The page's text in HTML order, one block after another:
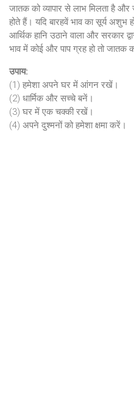
जातक को व्यापार से लाभ मिलता है
होते हैं। यदि बारहवें भाव का सूर्य अशुभ
आर्थिक हानि उठाने वाला और सरकार
भाव में कोई और पाप ग्रह हो तो जातक
उपाय:
(1) हमेशा अपने घर में आंगन रखें।
(2) धार्मिक और सच्चे बनें।
(3) घर में एक चक्की रखें।
(4) अपने दुश्मनों को हमेशा क्षमा करें।